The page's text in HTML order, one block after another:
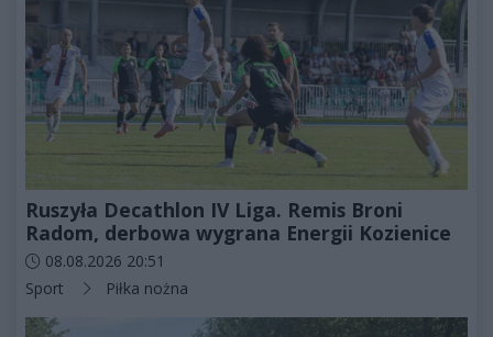
Ruszyła Decathlon IV Liga. Remis Broni
Radom, derbowa wygrana Energii Kozienice
Data dodania artykułu:
08.08.2026 20:51
Kategorie artykułu:
Sport Piłka nożna